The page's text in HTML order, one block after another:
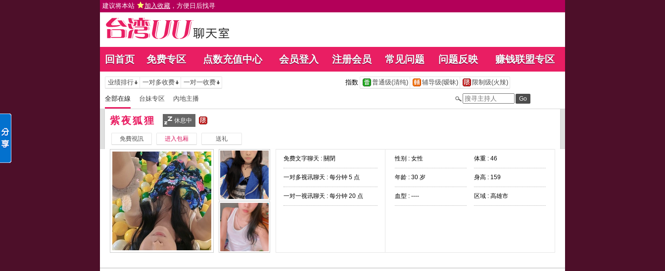
建议将本站 加入收藏 ，方便日后找寻
回首页 免费专区 点数充值中心 会员登入 注册会员 常见问题 问题反映 赚钱联盟专区
业绩排行 一对多收费 一对一收费 指数 普通级(清纯) 辅导级(暧昧) 限制级(火辣)
全部在線 台妹专区 內地主播
紫夜狐狸 休息中
免費視訊 进入包厢 送礼
免费文字聊天 : 關閉
一对多视讯聊天 : 每分钟 5 点
一对一视讯聊天 : 每分钟 20 点
性别 : 女性 体重 : 46
年龄 : 30 岁 身高 : 159
血型 : ---- 区域 : 高雄市